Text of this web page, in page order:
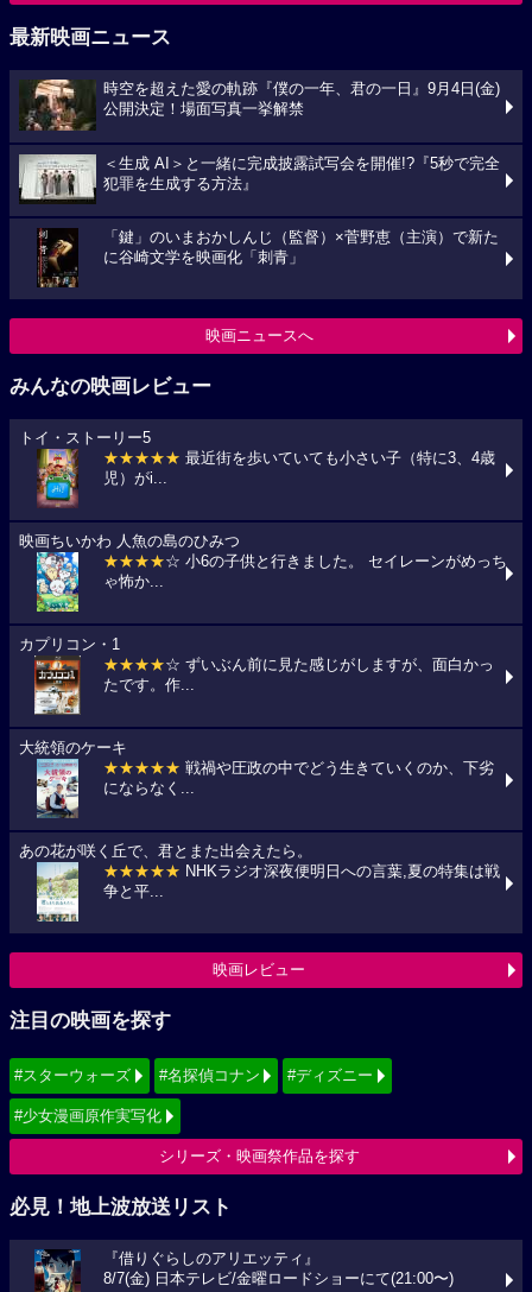
最新映画ニュース
時空を超えた愛の軌跡『僕の一年、君の一日』9月4日(金)
公開決定！場面写真一挙解禁
＜生成 AI＞と一緒に完成披露試写会を開催!?『5秒で完全
犯罪を生成する方法』
「鍵」のいまおかしんじ（監督）×菅野恵（主演）で新た
に谷崎文学を映画化「刺青」
映画ニュースへ
みんなの映画レビュー
トイ・ストーリー5
★★★★★ 最近街を歩いていても小さい子（特に3、4歳
児）がi...
映画ちいかわ 人魚の島のひみつ
★★★★☆ 小6の子供と行きました。 セイレーンがめっち
ゃ怖か...
カプリコン・1
★★★★☆ ずいぶん前に見た感じがしますが、面白かっ
たです。作...
大統領のケーキ
★★★★★ 戦禍や圧政の中でどう生きていくのか、下劣
にならなく...
あの花が咲く丘で、君とまた出会えたら。
★★★★★ NHKラジオ深夜便明日への言葉,夏の特集は戦
争と平...
映画レビュー
注目の映画を探す
#スターウォーズ #名探偵コナン #ディズニー
#少女漫画原作実写化
シリーズ・映画祭作品を探す
必見！地上波放送リスト
『借りぐらしのアリエッティ』
8/7(金) 日本テレビ/金曜ロードショーにて(21:00〜)